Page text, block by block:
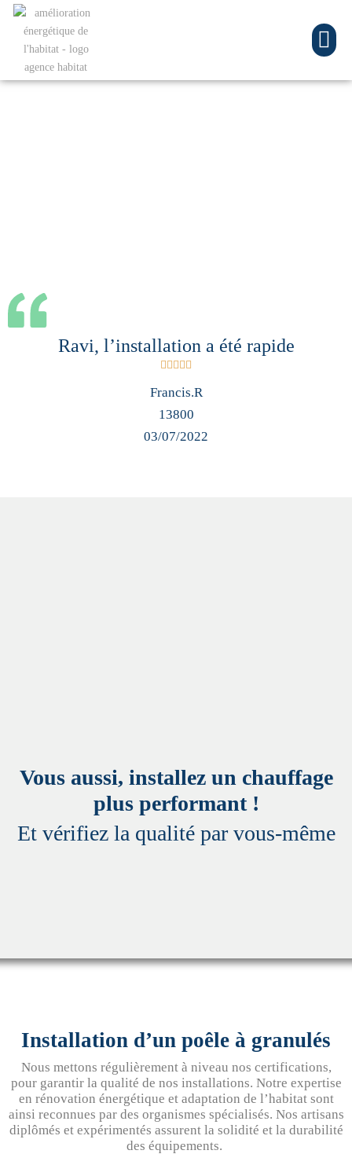
Ravi, l’installation a été rapide
    
Francis.R
13800
03/07/2022
Vous aussi, installez un chauffage
plus performant !
Et vérifiez la qualité par vous-même
Installation d’un poêle à granulés
Nous mettons régulièrement à niveau nos certifications,
pour garantir la qualité de nos installations. Notre expertise
en rénovation énergétique et adaptation de l’habitat sont
ainsi reconnues par des organismes spécialisés. Nos artisans
diplômés et expérimentés assurent la solidité et la durabilité
des équipements.